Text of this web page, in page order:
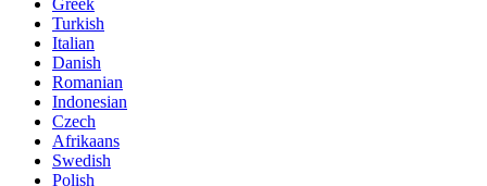
Greek
Turkish
Italian
Danish
Romanian
Indonesian
Czech
Afrikaans
Swedish
Polish